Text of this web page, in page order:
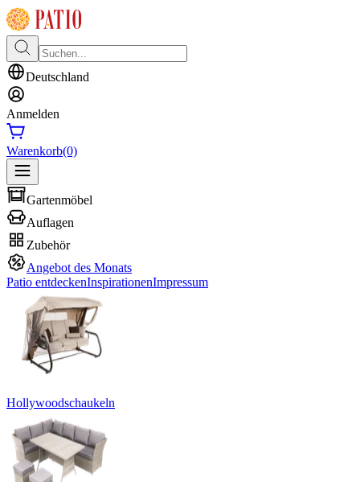
Deutschland
Anmelden
Warenkorb(0)
Gartenmöbel
Auflagen
Zubehör
Angebot des Monats
Patio entdeckenInspirationenImpressum
Hollywoodschaukeln